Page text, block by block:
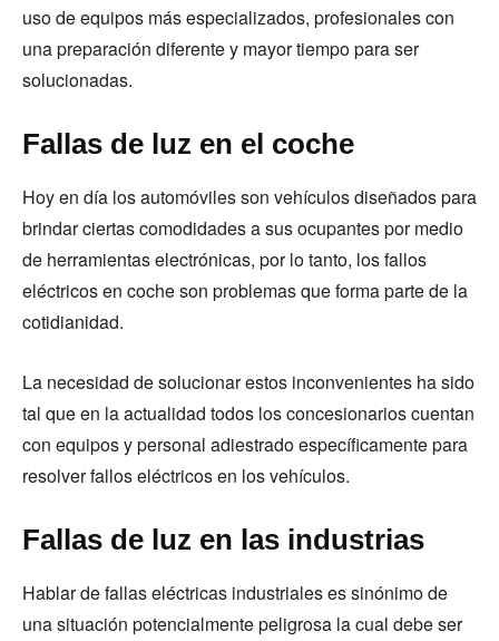
uso de equipos más especializados, profesionales con
una preparación diferente y mayor tiempo para ser
solucionadas.
Fallas de luz en el coche
Hoy en día los automóviles son vehículos diseñados para
brindar ciertas comodidades a sus ocupantes por medio
de herramientas electrónicas, por lo tanto, los fallos
eléctricos en coche son problemas que forma parte de la
cotidianidad.
La necesidad de solucionar estos inconvenientes ha sido
tal que en la actualidad todos los concesionarios cuentan
con equipos y personal adiestrado específicamente para
resolver fallos eléctricos en los vehículos.
Fallas de luz en las industrias
Hablar de fallas eléctricas industriales es sinónimo de
una situación potencialmente peligrosa la cual debe ser